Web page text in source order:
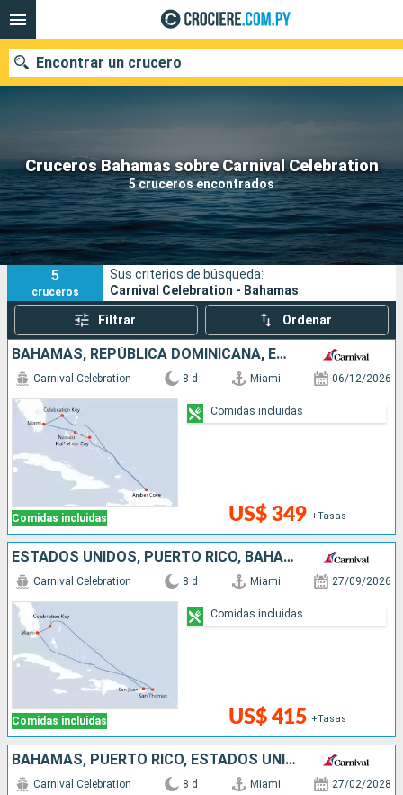
Cruceros Bahamas sobre Carnival Celebration
5 cruceros encontrados
Encontrar un crucero
Nuestros destinos
Fecha de salida
Puertos Compañías
Buscar
5
cruceros
Sus criterios de búsqueda:
Carnival Celebration - Bahamas
Filtrar Ordenar
BAHAMAS, REPÚBLICA DOMINICANA, ESTADOS UNIDOS
Comidas incluidas
Carnival Celebration 8 d Miami 06/12/2026
US$ 349 +Tasas
Comidas incluidas
ESTADOS UNIDOS, PUERTO RICO, BAHAMAS
Comidas incluidas
Carnival Celebration 8 d Miami 27/09/2026
US$ 415 +Tasas
Comidas incluidas
BAHAMAS, PUERTO RICO, ESTADOS UNIDOS
Carnival Celebration 8 d Miami 27/02/2028